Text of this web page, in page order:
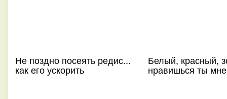
Не поздно посеять редис...
как его ускорить
Белый, красный,
нравишься ты